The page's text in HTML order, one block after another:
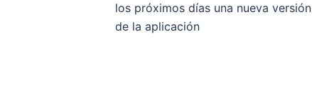
entradas
los próximos días una nueva versión
de la aplicación